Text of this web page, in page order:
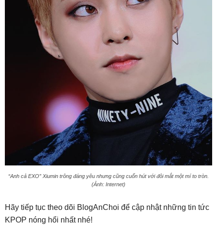
“Anh cả EXO” Xiumin trông đáng yêu nhưng cũng cuốn hút với đôi mắt một mí to tròn.
(Ảnh: Internet)
Hãy tiếp tục theo dõi BlogAnChoi để cập nhật những tin tức
KPOP nóng hổi nhất nhé!